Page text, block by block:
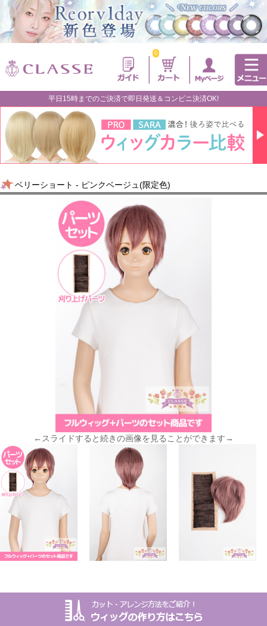
0
平日15時までのご決済で即日発送＆コンビニ決済OK!
ベリーショート - ピンクベージュ(限定色)
←スライドすると続きの画像を見ることができます→